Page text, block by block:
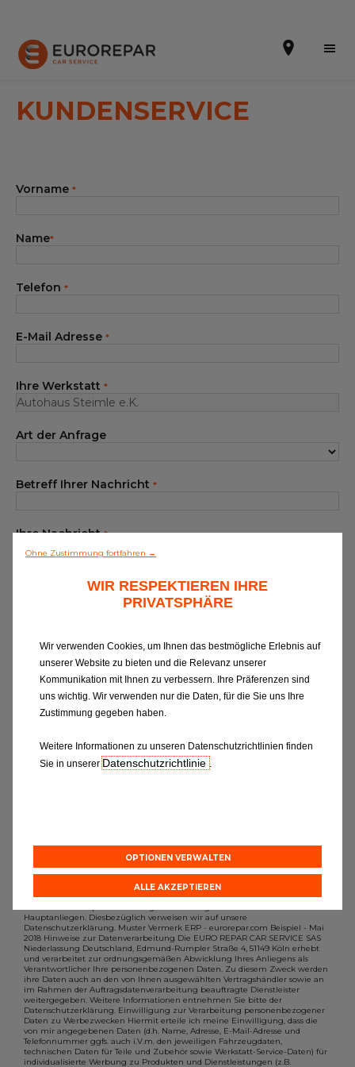
Online-Kostenvoranschlag
Die Marke
Neuigkeiten
Kundenservice
Alle Werkstätten
Dem Netz beitreten
KUNDENSERVICE
Wenn Sie Informationen zu EUROREPAR
CAR SERVICE erhalten oder von unserer
Kundenbetreuung kontaktiert werden
möchten, dann füllen Sie bitte das
Formular aus.
Vorname *
Name*
Telefon *
E-Mail Adresse *
Ihre Werkstatt *
Art der Anfrage
Betreff Ihrer Nachricht *
Ihre Nachricht*
Hauptanliegen. Diesbezüglich verweisen wir auf unsere
Datenschutzerklärung. Muster Vermerk ERP - eurorepar.com Beispiel - Mai
2018 Hinweise zur Datenverarbeitung Die EURO REPAR CAR SERVICE SAS
Niederlassung Deutschland, Edmund-Rumpler Straße 4, 51149 Köln erhebt
und verarbeitet zur ordnungsgemäßen Abwicklung Ihres Anliegens als
Verantwortlicher Ihre personenbezogenen Daten. Zu diesem Zweck werden
ihre Daten auch an den von Ihnen ausgewählten Vertragshändler sowie an
im Rahmen der Auftragsdatenverarbeitung beauftragte Dienstleister
weitergegeben. Weitere Informationen entnehmen Sie bitte der
Datenschutzerklärung. Einwilligung zur Verarbeitung personenbezogener
Daten zu Werbezwecken Hiermit erteile ich meine Einwilligung, dass die
von mir angegebenen Daten (d.h. Name, Adresse, E-Mail-Adresse und
Telefonnummer ggfs. auch i.V.m. den jeweiligen Fahrzeugdaten,
technischen Daten für Teile und Zubehör sowie Werkstatt-Service-Daten) für
individualisierte Werbung zu Produkten und Dienstleistungen (z.B.
Ohne Zustimmung fortfahren →
WIR RESPEKTIEREN IHRE
PRIVATSPHÄRE
Wir verwenden Cookies, um Ihnen das bestmögliche Erlebnis auf
unserer Website zu bieten und die Relevanz unserer
Kommunikation mit Ihnen zu verbessern. Ihre Präferenzen sind
uns wichtig. Wir verwenden nur die Daten, für die Sie uns Ihre
Zustimmung gegeben haben.
Weitere Informationen zu unseren Datenschutzrichtlinien finden
Sie in unsererDatenschutzrichtlinie .
OPTIONEN VERWALTEN
ALLE AKZEPTIEREN